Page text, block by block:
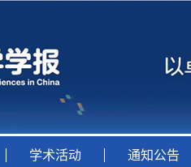
学术活动 通知公告